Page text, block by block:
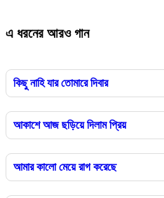
এ ধরনের আরও গান
কিছু নাহি যার তোমারে দিবার
আকাশে আজ ছড়িয়ে দিলাম প্রিয়
আমার কালো মেয়ে রাগ করেছে